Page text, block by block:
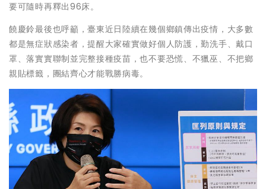
要可隨時再釋出96床。
饒慶鈴最後也呼籲，臺東近日陸續在幾個鄉鎮傳出疫情，大多數
都是無症狀感染者，提醒大家確實做好個人防護，勤洗手、戴口
罩、落實實聯制並完整接種疫苗，也不要恐慌、不獵巫、不把鄉
親貼標籤，團結齊心才能戰勝病毒。